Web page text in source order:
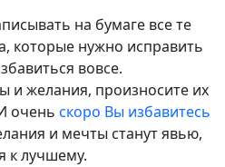
на бумаге все те
которые нужно исправить
вовсе.
и желания, произносите их
очень скоро Вы избавитесь
и мечты станут явью,
к лучшему.